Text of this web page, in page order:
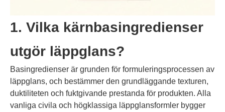
1. Vilka kärnbasingredienser
utgör läppglans?
Basingredienser är grunden för formuleringsprocessen av
läppglans, och bestämmer den grundläggande texturen,
duktiliteten och fuktgivande prestanda för produkten. Alla
vanliga civila och högklassiga läppglansformler bygger